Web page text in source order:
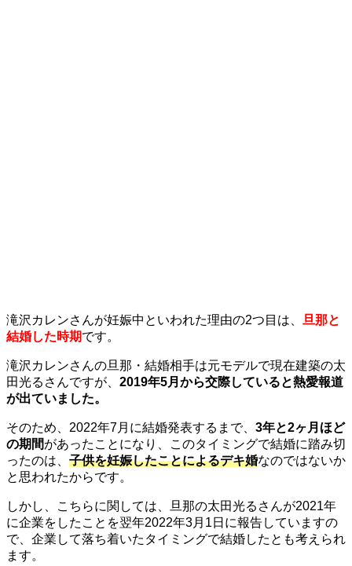
滝沢カレンさんが妊娠中といわれた理由の2つ目は、 旦那と
結婚した時期です。
滝沢カレンさんの旦那・結婚相手は元モデルで現在建築の太
田光るさんですが、 2019年5月から交際していると熱愛報道
が出ていました。
そのため、2022年7月に結婚発表するまで、 3年と2ヶ月ほど
の期間があったことになり、このタイミングで結婚に踏み切
ったのは、 子供を妊娠したことによるデキ婚なのではないか
と思われたからです。
しかし、こちらに関しては、旦那の太田光るさんが2021年
に企業をしたことを翌年2022年3月1日に報告していますの
で、企業して落ち着いたタイミングで結婚したとも考えられ
ます。